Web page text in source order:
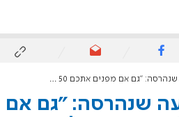
"גם אם מפנים אתכם 50 פעמים - אל תתייאשו"
שנהרסה: "גם אם